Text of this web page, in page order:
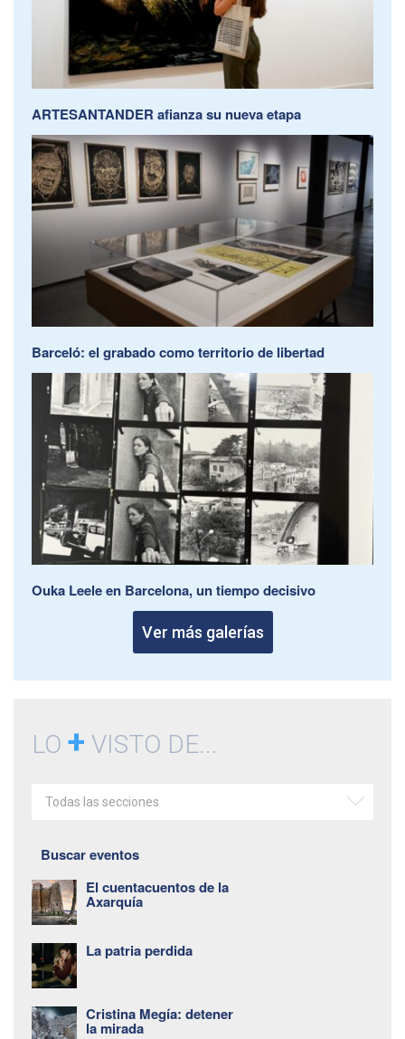
ARTESANTANDER afianza su nueva etapa
Barceló: el grabado como territorio de libertad
Ouka Leele en Barcelona, un tiempo decisivo
Ver más galerías
LO + VISTO DE...
Todas las secciones
Buscar eventos
El cuentacuentos de la
Axarquía
La patria perdida
Cristina Megía: detener
la mirada